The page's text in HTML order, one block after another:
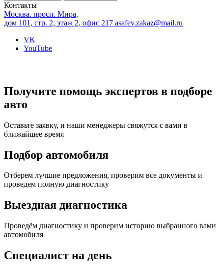
Контакты
Москва. просп. Мира,
дом 101, стр. 2, этаж 2, офис 217 asafev.zakaz@mail.ru
VK
YouTube
Получите помощь экспертов в подборе
авто
Оставьте заявку, и наши менеджеры свяжутся с вами в
ближайшее время
Подбор автомобиля
Отберем лучшие предложения, проверим все документы и
проведем полную диагностику
Выездная диагностика
Проведём диагностику и проверим историю выбранного вами
автомобиля
Специалист на день